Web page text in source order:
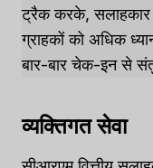
ट्रैक करके, सलाहकार
ग्राहकों को अधिक
बार-बार चेक-इन से
व्यक्तिगत सेवा